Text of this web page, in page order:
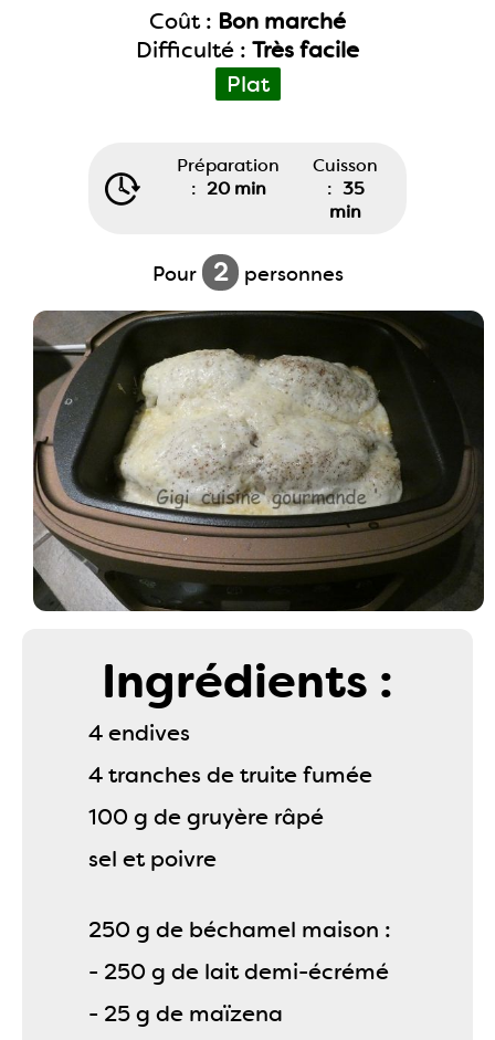
Coût : Bon marché
Difficulté : Très facile
Plat
Préparation
: 20 min
Cuisson
: 35
min
Pour 2 personnes
Ingrédients :
4 endives
4 tranches de truite fumée
100 g de gruyère râpé
sel et poivre
250 g de béchamel maison :
- 250 g de lait demi-écrémé
- 25 g de maïzena